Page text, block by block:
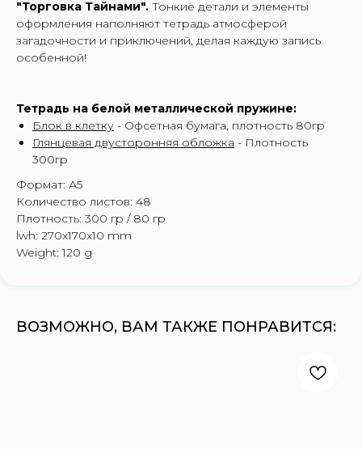
"Торговка Тайнами". Тонкие детали и элементы
оформления наполняют тетрадь атмосферой
загадочности и приключений, делая каждую запись
особенной!
Тетрадь на белой металлической пружине:
Блок в клетку - Офсетная бумага, плотность 80гр
Глянцевая двусторонняя обложка - Плотность
300гр
Формат: А5
Количество листов: 48
Плотность: 300 гр / 80 гр
lwh: 270x170x10 mm
Weight: 120 g
ВОЗМОЖНО, ВАМ ТАКЖЕ ПОНРАВИТСЯ: